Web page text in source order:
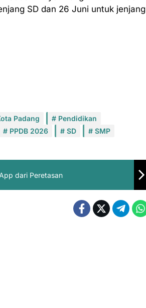
SD dan 26 Juni untuk jenjang
Padang
Pendidikan
PPDB 2026 SD
SMP
dari Peretasan